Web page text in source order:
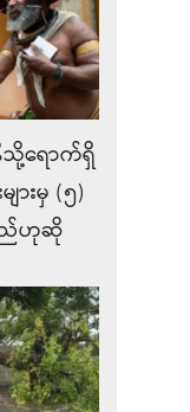
သို့ရောက်ရှိ
ားမှ (၅)
ည်ဟုဆို